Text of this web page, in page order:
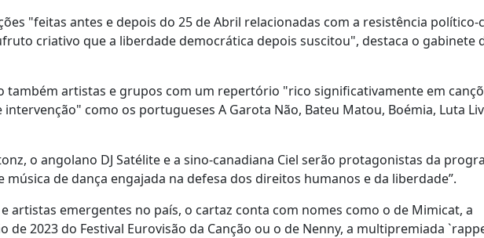
"feitas antes e depois do 25 de Abril relacionadas com a resistência político-
criativo que a liberdade democrática depois suscitou", destaca o gabinete
também artistas e grupos com um repertório "rico significativamente em
como os portugueses A Garota Não, Bateu Matou, Boémia, Luta
o angolano DJ Satélite e a sino-canadiana Ciel serão protagonistas da
música de dança engajada na defesa dos direitos humanos e da liberdade”.
artistas emergentes no país, o cartaz conta com nomes como o de Mimicat, a
2023 do Festival Eurovisão da Canção ou o de Nenny, a multipremiada